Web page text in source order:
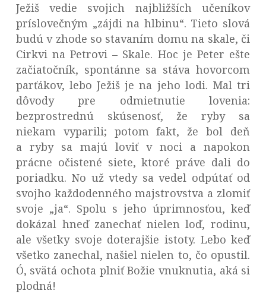
Ježiš vedie svojich najbližších učeníkov
príslovečným „zájdi na hlbinu“. Tieto slová
budú v zhode so stavaním domu na skale, či
Cirkvi na Petrovi – Skale. Hoc je Peter ešte
začiatočník, spontánne sa stáva hovorcom
parťákov, lebo Ježiš je na jeho lodi. Mal tri
dôvody pre odmietnutie lovenia:
bezprostrednú skúsenosť, že ryby sa
niekam vyparili; potom fakt, že bol deň
a ryby sa majú loviť v noci a napokon
prácne očistené siete, ktoré práve dali do
poriadku. No už vtedy sa vedel odpútať od
svojho každodenného majstrovstva a zlomiť
svoje „ja“. Spolu s jeho úprimnosťou, keď
dokázal hneď zanechať nielen loď, rodinu,
ale všetky svoje doterajšie istoty. Lebo keď
všetko zanechal, našiel nielen to, čo opustil.
Ó, svätá ochota plniť Božie vnuknutia, aká si
plodná!